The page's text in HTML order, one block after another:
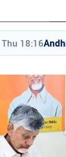
18:16